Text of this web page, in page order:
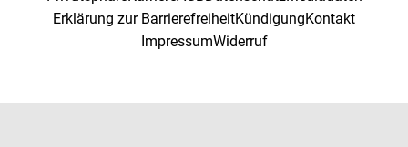
Erklärung zur BarrierefreiheitKündigungKontakt
ImpressumWiderruf